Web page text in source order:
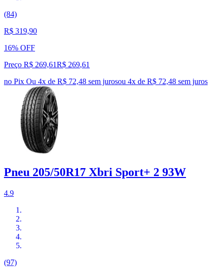
(84)
R$ 319,90
16% OFF
Preço R$ 269,61R$ 269,61
no Pix Ou 4x de R$ 72,48 sem jurosou 4x de R$ 72,48 sem juros
Pneu 205/50R17 Xbri Sport+ 2 93W
4.9
(97)